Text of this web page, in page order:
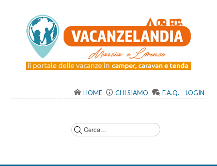
HOME CHI SIAMO F.A.Q. LOGIN